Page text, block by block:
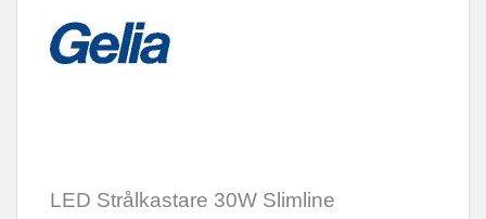
LED Strålkastare 30W Slimline